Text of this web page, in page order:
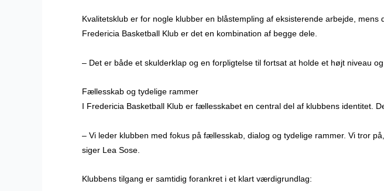
Kvalitetsklub er for nogle klubber en blåstempling af eksisterende arbejde,
Fredericia Basketball Klub er det en kombination af begge dele.
– Det er både et skulderklap og en forpligtelse til fortsat at holde et højt niveau
Fællesskab og tydelige rammer
I Fredericia Basketball Klub er fællesskabet en central del af klubbens identitet.
– Vi leder klubben med fokus på fællesskab, dialog og tydelige rammer. Vi tror
siger Lea Sose.
Klubbens tilgang er samtidig forankret i et klart værdigrundlag: